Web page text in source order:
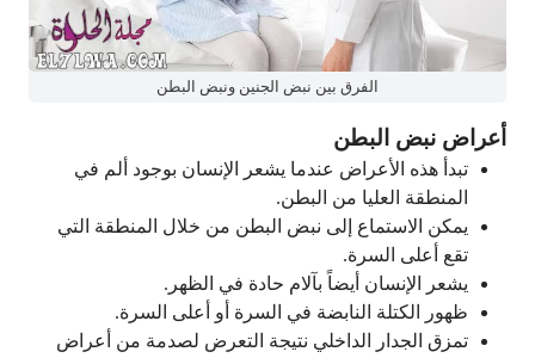
الفرق بين نبض الجنين ونبض البطن
أعراض نبض البطن
تبدأ هذه الأعراض عندما يشعر الإنسان بوجود ألم في
المنطقة العليا من البطن.
يمكن الاستماع إلى نبض البطن من خلال المنطقة التي
تقع أعلى السرة.
يشعر الإنسان أيضاً بآلام حادة في الظهر.
ظهور الكتلة النابضة في السرة أو أعلى السرة.
تمزق الجدار الداخلي نتيجة التعرض لصدمة من أعراض